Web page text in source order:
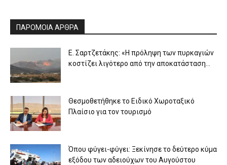
ΠΑΡΟΜΟΙΑ ΑΡΘΡΑ
Ε. Σαρτζετάκης: «Η πρόληψη των πυρκαγιών
κοστίζει λιγότερο από την αποκατάσταση...
Θεσμοθετήθηκε το Ειδικό Χωροταξικό
Πλαίσιο για τον τουρισμό
Όπου φύγει-φύγει: Ξεκίνησε το δεύτερο κύμα
εξόδου των αδειούχων του Αυγούστου